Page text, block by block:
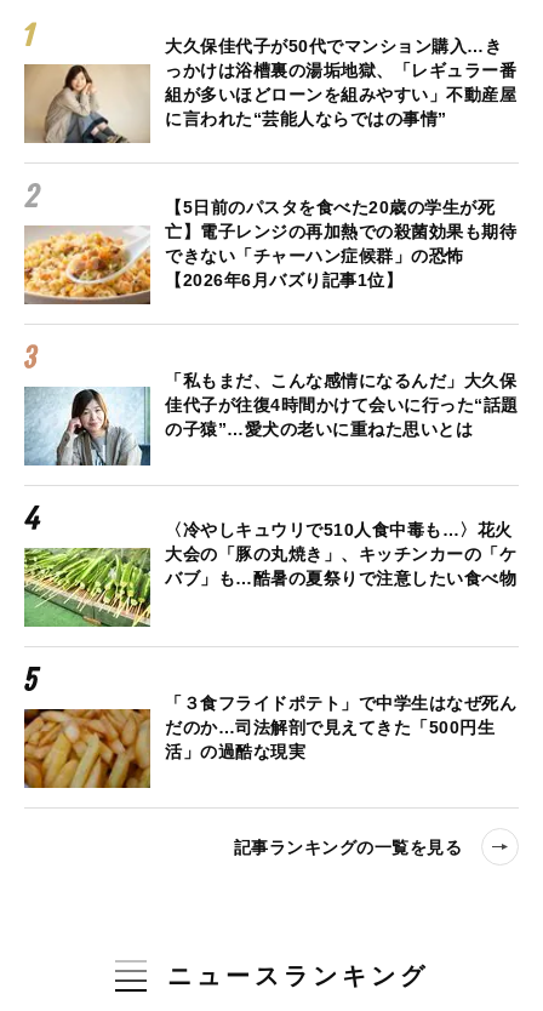
大久保佳代子が50代でマンション購入…き
っかけは浴槽裏の湯垢地獄、「レギュラー番
組が多いほどローンを組みやすい」不動産屋
に言われた“芸能人ならではの事情”
【5日前のパスタを食べた20歳の学生が死
亡】電子レンジの再加熱での殺菌効果も期待
できない「チャーハン症候群」の恐怖
【2026年6月バズり記事1位】
「私もまだ、こんな感情になるんだ」大久保
佳代子が往復4時間かけて会いに行った“話題
の子猿”…愛犬の老いに重ねた思いとは
〈冷やしキュウリで510人食中毒も…〉花火
大会の「豚の丸焼き」、キッチンカーの「ケ
バブ」も…酷暑の夏祭りで注意したい食べ物
「３食フライドポテト」で中学生はなぜ死ん
だのか…司法解剖で見えてきた「500円生
活」の過酷な現実
記事ランキングの一覧を見る
ニュースランキング